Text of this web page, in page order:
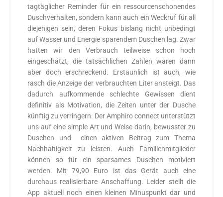
tagtäglicher Reminder für ein ressourcenschonendes
Duschverhalten, sondern kann auch ein Weckruf für all
diejenigen sein, deren Fokus bislang nicht unbedingt
auf Wasser und Energie sparendem Duschen lag. Zwar
hatten wir den Verbrauch teilweise schon hoch
eingeschätzt, die tatsächlichen Zahlen waren dann
aber doch erschreckend. Erstaunlich ist auch, wie
rasch die Anzeige der verbrauchten Liter ansteigt. Das
dadurch aufkommende schlechte Gewissen dient
definitiv als Motivation, die Zeiten unter der Dusche
künftig zu verringern. Der Amphiro connect unterstützt
uns auf eine simple Art und Weise darin, bewusster zu
Duschen und einen aktiven Beitrag zum Thema
Nachhaltigkeit zu leisten. Auch Familienmitglieder
können so für ein sparsames Duschen motiviert
werden. Mit 79,90 Euro ist das Gerät auch eine
durchaus realisierbare Anschaffung. Leider stellt die
App aktuell noch einen kleinen Minuspunkt dar und